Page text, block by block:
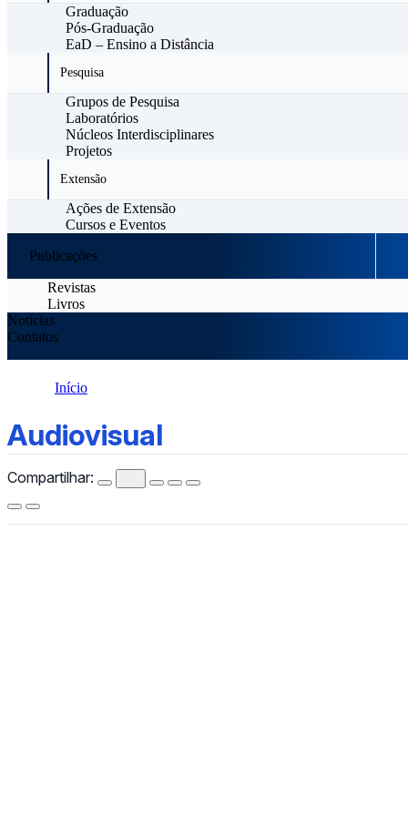
Graduação
Pós-Graduação
EaD – Ensino a Distância
Pesquisa
Grupos de Pesquisa
Laboratórios
Núcleos Interdisciplinares
Projetos
Extensão
Ações de Extensão
Cursos e Eventos
Publicações
Revistas
Livros
Notícias
Contatos
Início
Audiovisual
Compartilhar: